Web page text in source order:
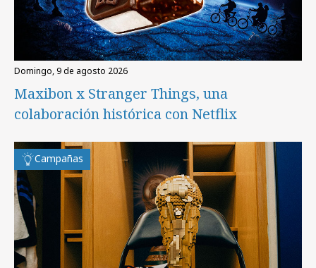
domingo, 9 de agosto 2026
Maxibon x Stranger Things, una
colaboración histórica con Netflix
Campañas